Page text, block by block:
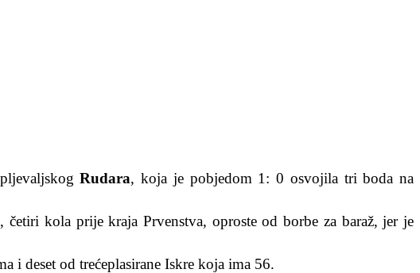
Rudara, koja je pobjedom 1: 0 osvojila tri boda na
kola prije kraja Prvenstva, oproste od borbe za baraž, jer je
i deset od trećeplasirane Iskre koja ima 56.